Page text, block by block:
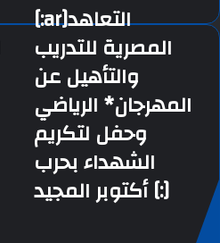
[:ar]التعاهد
المصرية للتدريب
والتأهيل عن
المهرجان* الرياضي
وحفل لتكريم
الشهداء بحرب
أكتوبر المجيد [:]